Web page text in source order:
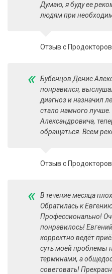
Думаю, я буду ее
людям при
Отзыв с
« Бубенцов Денис
понравился,
диагноз и назначил
стало намного
Александровича,
обращаться. Всем
Отзыв с
« В течение месяца
Обратилась к
Профессионально!
понравилось!
корректно ведёт
суть моей проблемы
терминами, а
советовать!